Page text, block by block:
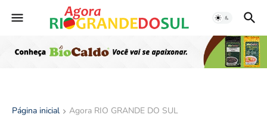
Página inicial Agora RIO GRANDE DO SUL